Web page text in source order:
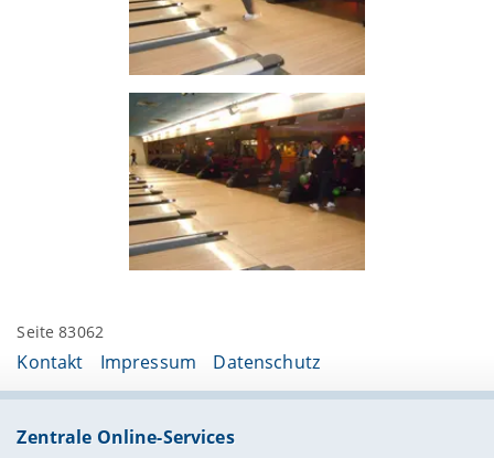
Seite 83062
Kontakt Impressum Datenschutz
Zentrale Online-Services